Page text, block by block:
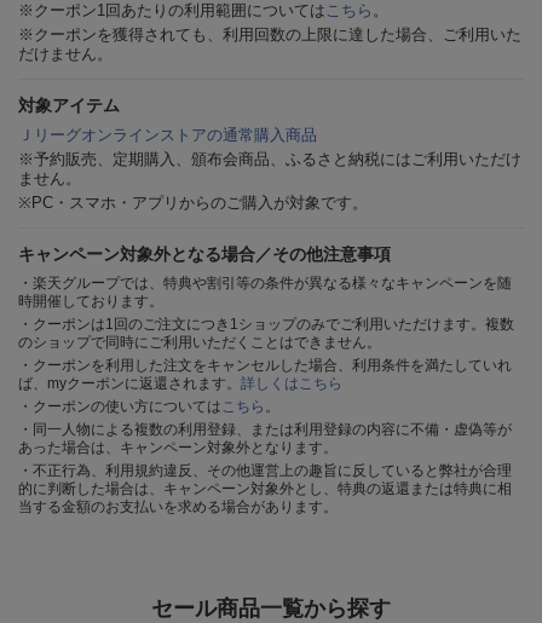
※クーポン1回あたりの利用範囲についてはこちら 。
※クーポンを獲得されても、利用回数の上限に達した場合、ご利用いた
だけません。
対象アイテム
Ｊリーグオンラインストアの通常購入商品
※予約販売、定期購入、頒布会商品、ふるさと納税にはご利用いただけ
ません。
※PC・スマホ・アプリからのご購入が対象です。
キャンペーン対象外となる場合／その他注意事項
・楽天グループでは、特典や割引等の条件が異なる様々なキャンペーンを随
時開催しております。
・クーポンは1回のご注文につき1ショップのみでご利用いただけます。複数
のショップで同時にご利用いただくことはできません。
・クーポンを利用した注文をキャンセルした場合、利用条件を満たしていれ
ば、myクーポンに返還されます。 詳しくはこちら
・クーポンの使い方についてはこちら 。
・同一人物による複数の利用登録、または利用登録の内容に不備・虚偽等が
あった場合は、キャンペーン対象外となります。
・不正行為、利用規約違反、その他運営上の趣旨に反していると弊社が合理
的に判断した場合は、キャンペーン対象外とし、特典の返還または特典に相
当する金額のお支払いを求める場合があります。
セール商品一覧から探す